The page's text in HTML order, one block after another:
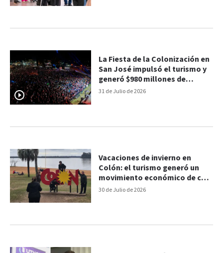
31 de Julio de 2026
La Fiesta de la Colonización en
San José impulsó el turismo y
generó $980 millones de
movimiento económico
30 de Julio de 2026
Vacaciones de invierno en
Colón: el turismo generó un
movimiento económico de casi
$4.600 millones